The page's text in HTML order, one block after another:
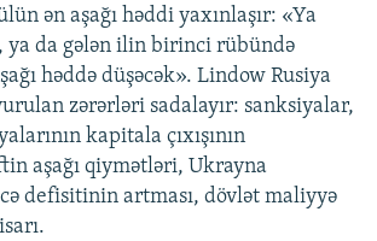
ən aşağı həddi yaxınlaşır: «Ya
ya da gələn ilin birinci rübündə
həddə düşəcək». Lindow Rusiya
zərərləri sadalayır: sanksiyalar,
kapitala çıxışının
aşağı qiymətləri, Ukrayna
defisitinin artması, dövlət maliyyə